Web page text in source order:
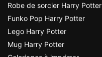
Robe de sorcier Harry Potter
Funko Pop Harry Potter
Lego Harry Potter
Mug Harry Potter